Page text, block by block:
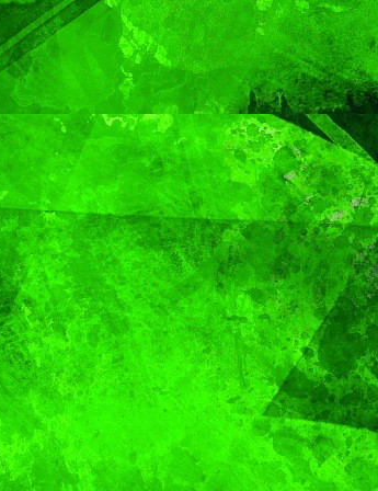
Pepe
MUNDO
de
se
MUNDO PORTADA
Aún